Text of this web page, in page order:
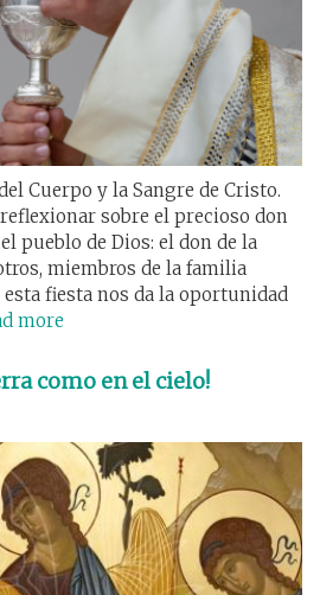
Cuerpo y la Sangre de Cristo.
sobre el precioso don
pueblo de Dios: el don de la
miembros de la familia
fiesta nos da la oportunidad
more
como en el cielo!